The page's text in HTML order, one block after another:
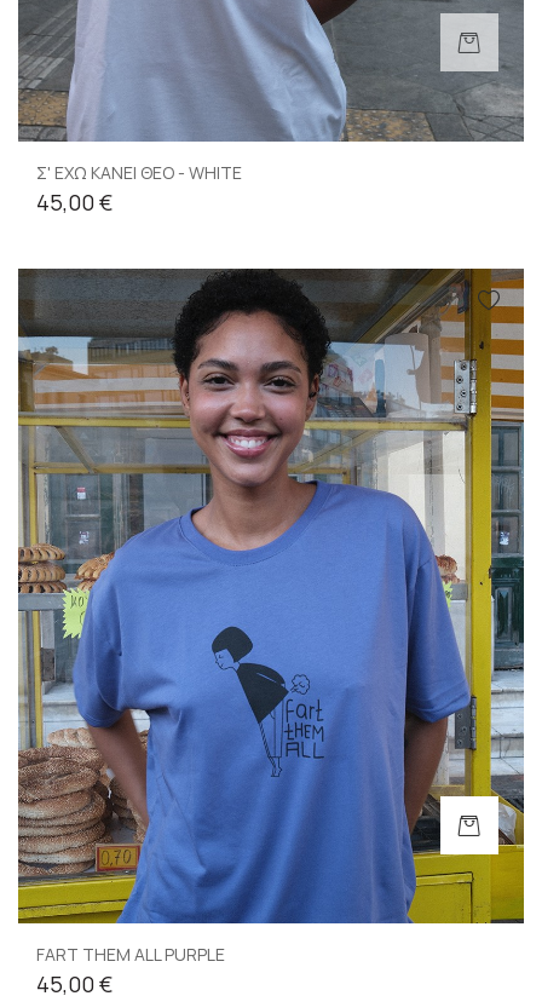
Σ' ΕΧΩ ΚΑΝΕΙ ΘΕΟ - WHITE
45,00 €
FART THEM ALL PURPLE
45,00 €